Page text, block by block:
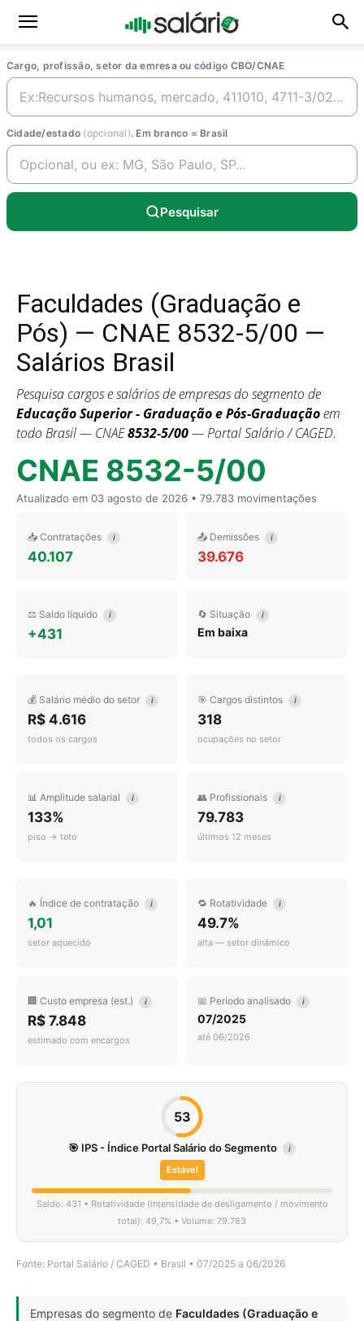
Cargo, profissão, setor da emresa ou código CBO/CNAE
Cidade/estado (opcional). Em branco = Brasil
Pesquisar
Faculdades (Graduação e
Pós) — CNAE 8532-5/00 —
Salários Brasil
Pesquisa cargos e salários de empresas do segmento de
Educação Superior - Graduação e Pós-Graduaçãoem
todo Brasil — CNAE8532-5/00— Portal Salário / CAGED.
CNAE 8532-5/00
Atualizado em 03 agosto de 2026 • 79.783 movimentações
📥 Contratações i
40.107
📤 Demissões i
39.676
⚖️ Saldo líquido i
+431
🔄 Situação i
Em baixa
💰 Salário médio do setor i
R$ 4.616
todos os cargos
🎯 Cargos distintos i
318
ocupações no setor
📊 Amplitude salarial i
133%
piso → teto
👥 Profissionais i
79.783
últimos 12 meses
🔥 Índice de contratação i
1,01
setor aquecido
🔁 Rotatividade i
49.7%
alta — setor dinâmico
🏢 Custo empresa (est.) i
R$ 7.848
estimado com encargos
📅 Período analisado i
07/2025
até 06/2026
53
🎯 IPS - Índice Portal Salário do Segmento i
Estável
Saldo: 431 • Rotatividade (intensidade de desligamento / movimento
total): 49,7% • Volume: 79.783
Fonte: Portal Salário / CAGED • Brasil • 07/2025 a 06/2026
Empresas do segmento de Faculdades (Graduação e